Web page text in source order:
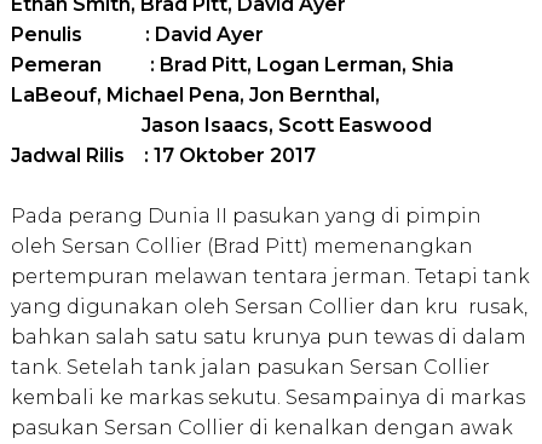
Penulis : David Ayer
Pemeran : Brad Pitt, Logan Lerman, Shia
LaBeouf, Michael Pena, Jon Bernthal,
Jason Isaacs, Scott Easwood
Jadwal Rilis : 17 Oktober 2017
Pada perang Dunia II pasukan yang di pimpin
oleh Sersan Collier (Brad Pitt) memenangkan
pertempuran melawan tentara jerman. Tetapi tank
yang digunakan oleh Sersan Collier dan kru rusak,
bahkan salah satu satu krunya pun tewas di dalam
tank. Setelah tank jalan pasukan Sersan Collier
kembali ke markas sekutu. Sesampainya di markas
pasukan Sersan Collier di kenalkan dengan awak